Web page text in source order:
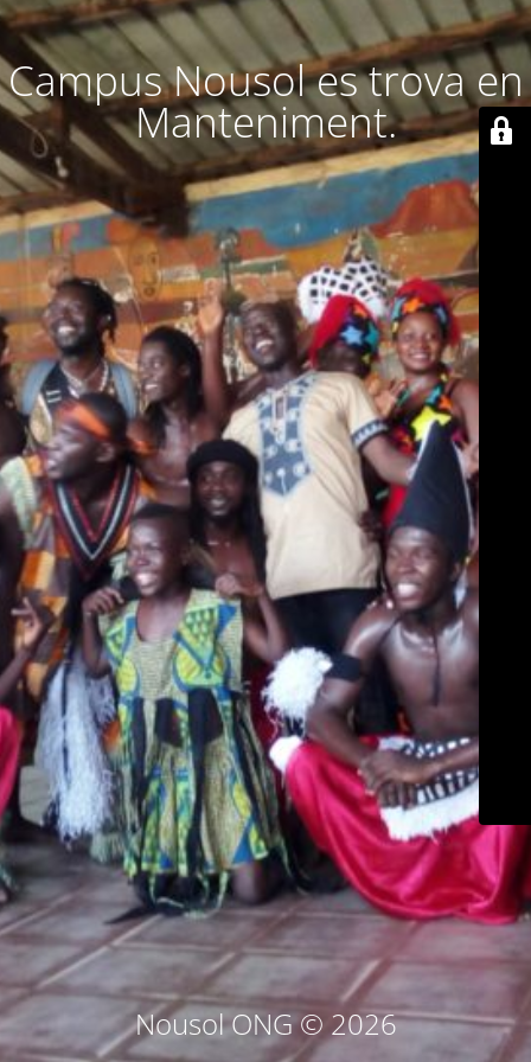
Campus Nousol es trova en
Manteniment.
Nousol ONG © 2026